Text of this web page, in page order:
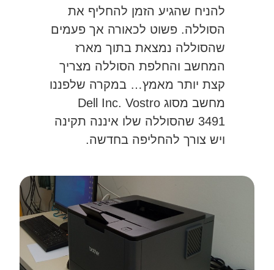
להניח שהגיע הזמן להחליף את
הסוללה. פשוט לכאורה אך פעמים
שהסוללה נמצאת בתוך מארז
המחשב והחלפת הסוללה מצריך
קצת יותר מאמץ… במקרה שלפננו
מחשב מסוג Dell Inc. Vostro
3491 שהסוללה שלו איננה תקינה
ויש צורך להחליפה בחדשה.